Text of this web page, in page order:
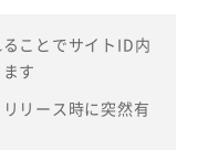
ことでサイトID内
す
リース時に突然有